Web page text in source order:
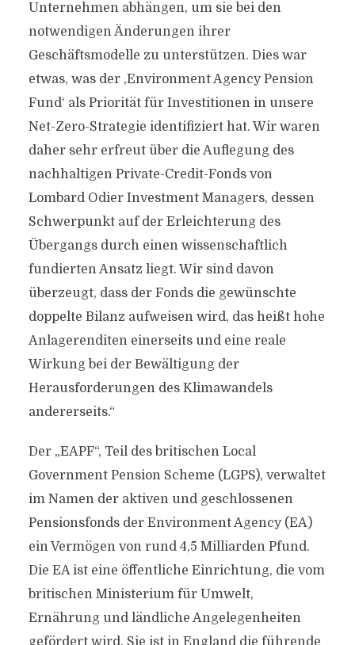
Unternehmen abhängen, um sie bei den
notwendigen Änderungen ihrer
Geschäftsmodelle zu unterstützen. Dies war
etwas, was der ,Environment Agency Pension
Fund‘ als Priorität für Investitionen in unsere
Net-Zero-Strategie identifiziert hat. Wir waren
daher sehr erfreut über die Auflegung des
nachhaltigen Private-Credit-Fonds von
Lombard Odier Investment Managers, dessen
Schwerpunkt auf der Erleichterung des
Übergangs durch einen wissenschaftlich
fundierten Ansatz liegt. Wir sind davon
überzeugt, dass der Fonds die gewünschte
doppelte Bilanz aufweisen wird, das heißt hohe
Anlagerenditen einerseits und eine reale
Wirkung bei der Bewältigung der
Herausforderungen des Klimawandels
andererseits.“
Der „EAPF“, Teil des britischen Local
Government Pension Scheme (LGPS), verwaltet
im Namen der aktiven und geschlossenen
Pensionsfonds der Environment Agency (EA)
ein Vermögen von rund 4,5 Milliarden Pfund.
Die EA ist eine öffentliche Einrichtung, die vom
britischen Ministerium für Umwelt,
Ernährung und ländliche Angelegenheiten
gefördert wird. Sie ist in England die führende